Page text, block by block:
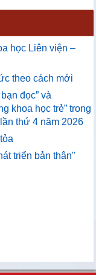
học Liên viện –
theo cách mới
đọc” và
khoa học trẻ” trong
thứ 4 năm 2026
triển bản thân"